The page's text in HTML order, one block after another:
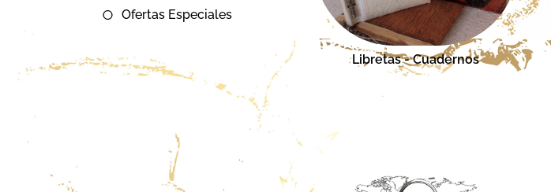
Ofertas Especiales
Libretas - Cuadernos